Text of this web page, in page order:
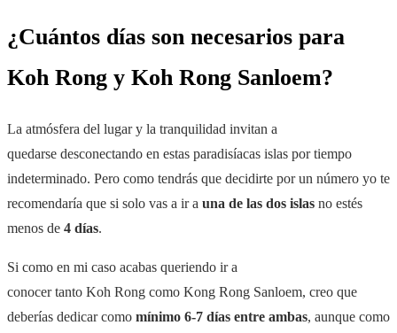
¿Cuántos días son necesarios para
Koh Rong y Koh Rong Sanloem?
La atmósfera del lugar y la tranquilidad invitan a
quedarse desconectando en estas paradisíacas islas por tiempo
indeterminado. Pero como tendrás que decidirte por un número yo te
recomendaría que si solo vas a ir a una de las dos islas no estés
menos de 4 días.
Si como en mi caso acabas queriendo ir a
conocer tanto Koh Rong como Kong Rong Sanloem, creo que
deberías dedicar como mínimo 6-7 días entre ambas, aunque como